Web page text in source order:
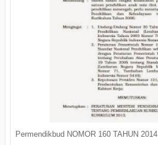
Permendikbud NOMOR 160 TAHUN 2014